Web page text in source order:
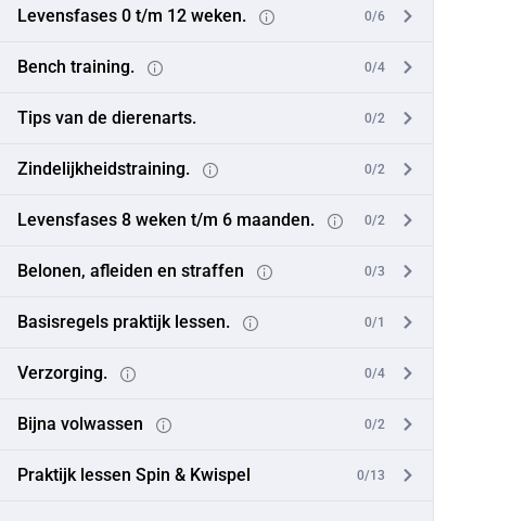
Levensfases 0 t/m 12 weken. 0/6
Bench training. 0/4
Tips van de dierenarts. 0/2
Zindelijkheidstraining. 0/2
Levensfases 8 weken t/m 6 maanden. 0/2
Belonen, afleiden en straffen 0/3
Basisregels praktijk lessen. 0/1
Verzorging. 0/4
Bijna volwassen 0/2
Praktijk lessen Spin & Kwispel 0/13